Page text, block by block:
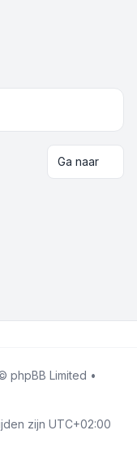
Ga naar
phpBB Limited •
zijn UTC+02:00